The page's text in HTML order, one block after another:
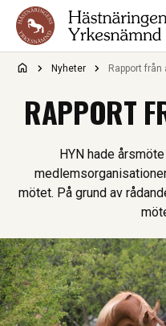
Hoppa till innehåll
Nyheter Rapport
RAPPORT
HYN hade
mötet. På grund av